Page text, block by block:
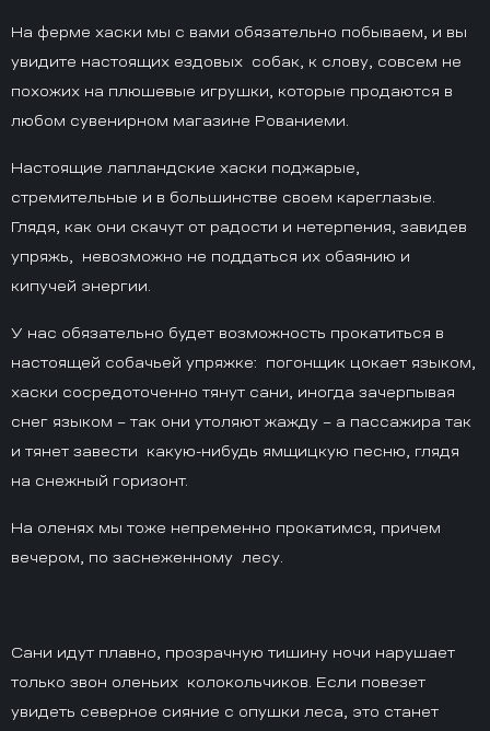
На ферме хаски мы с вами обязательно побываем, и вы
увидите настоящих ездовых собак, к слову, совсем не
похожих на плюшевые игрушки, которые продаются в
любом сувенирном магазине Рованиеми.
Настоящие лапландские хаски поджарые,
стремительные и в большинстве своем кареглазые.
Глядя, как они скачут от радости и нетерпения, завидев
упряжь, невозможно не поддаться их обаянию и
кипучей энергии.
У нас обязательно будет возможность прокатиться в
настоящей собачьей упряжке: погонщик цокает языком,
хаски сосредоточенно тянут сани, иногда зачерпывая
снег языком – так они утоляют жажду – а пассажира так
и тянет завести какую-нибудь ямщицкую песню, глядя
на снежный горизонт.
На оленях мы тоже непременно прокатимся, причем
вечером, по заснеженному лесу.
Сани идут плавно, прозрачную тишину ночи нарушает
только звон оленьих колокольчиков. Если повезет
увидеть северное сияние с опушки леса, это станет